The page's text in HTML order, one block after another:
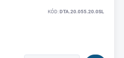
KÓD:DTA.20.055.20.0SL